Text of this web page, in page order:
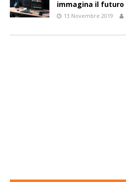
immagina il futuro
13 Novembre 2019